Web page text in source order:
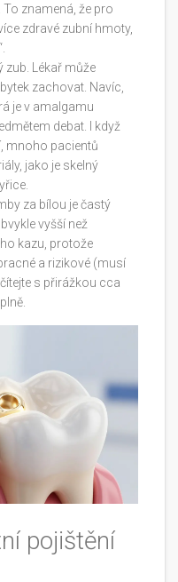
znamená, že pro
zdravé zubní hmoty,
Lékař může
zachovat. Navíc,
je v amalgamu
debat. I když
mnoho pacientů
jako je skelný
za bílou je častý
vyšší než
kazu, protože
a rizikové (musí
s přirážkou cca
pojištění